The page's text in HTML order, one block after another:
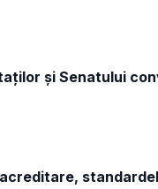
și Senatului